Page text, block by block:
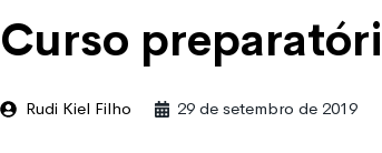
Curso
Rudi Kiel Filho 29 de setembro de 2019